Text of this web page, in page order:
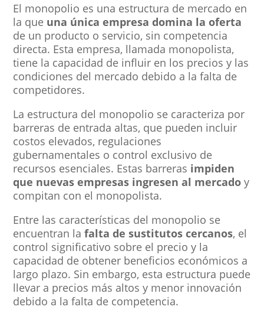
El monopolio es una estructura de mercado en
la que una única empresa domina la oferta
de un producto o servicio, sin competencia
directa. Esta empresa, llamada monopolista,
tiene la capacidad de influir en los precios y las
condiciones del mercado debido a la falta de
competidores.
La estructura del monopolio se caracteriza por
barreras de entrada altas, que pueden incluir
costos elevados, regulaciones
gubernamentales o control exclusivo de
recursos esenciales. Estas barreras impiden
que nuevas empresas ingresen al mercado y
compitan con el monopolista.
Entre las características del monopolio se
encuentran lafalta de sustitutos cercanos, el
control significativo sobre el precio y la
capacidad de obtener beneficios económicos a
largo plazo. Sin embargo, esta estructura puede
llevar a precios más altos y menor innovación
debido a la falta de competencia.